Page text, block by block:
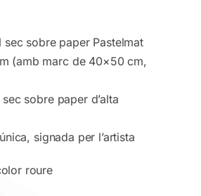
sec sobre paper Pastelmat
(amb marc de 40×50 cm,
sobre paper d’alta
signada per l’artista
roure